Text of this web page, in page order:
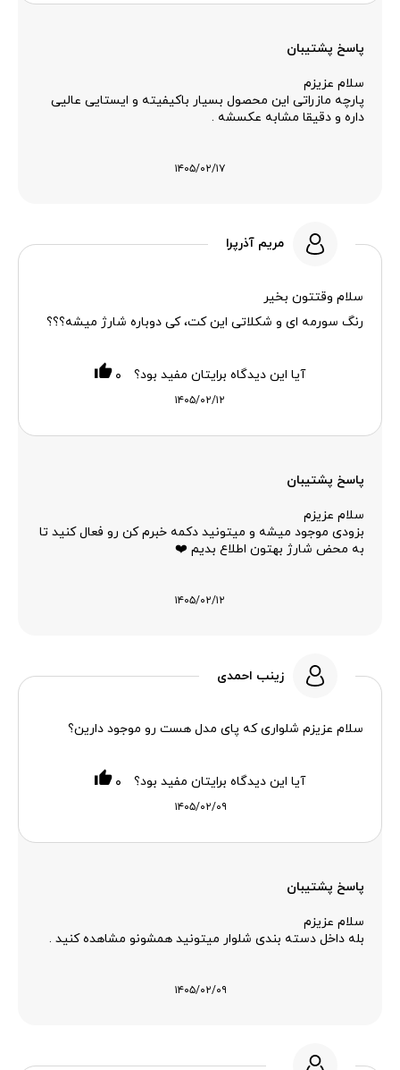
پاسخ پشتیبان
سلام عزیزم
پارچه مازراتی این محصول بسیار باکیفیته و ایستایی عالیی
داره و دقیقا مشابه عکسشه .
۱۴۰۵/۰۲/۱۷
مریم آذرپرا
سلام وقتتون بخیر
رنگ سورمه ای و شکلاتی این کت، کی دوباره شارژ میشه؟؟؟
۱۴۰۵/۰۲/۱۲
آیا این دیدگاه برایتان مفید بود؟ ۰
پاسخ پشتیبان
سلام عزیزم
بزودی موجود میشه و میتونید دکمه خبرم کن رو فعال کنید تا
به محض شارژ بهتون اطلاع بدیم ❤️
۱۴۰۵/۰۲/۱۲
زینب احمدی
سلام عزیزم شلواری که پای مدل هست رو موجود دارین؟
۱۴۰۵/۰۲/۰۹
آیا این دیدگاه برایتان مفید بود؟ ۰
پاسخ پشتیبان
سلام عزیزم
بله داخل دسته بندی شلوار میتونید همشونو مشاهده کنید .
۱۴۰۵/۰۲/۰۹